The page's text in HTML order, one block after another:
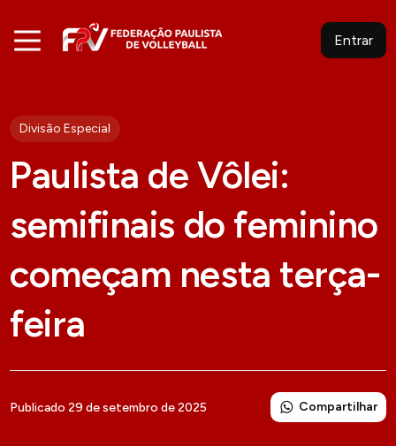
Entrar
Divisão Especial
Paulista de Vôlei:
semifinais do feminino
começam nesta terça-
feira
Publicado 29 de setembro de 2025 Compartilhar